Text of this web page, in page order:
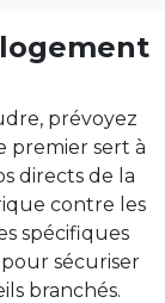
prévoyez
premier sert à
directs de la
contre les
spécifiques
sécuriser
branchés.